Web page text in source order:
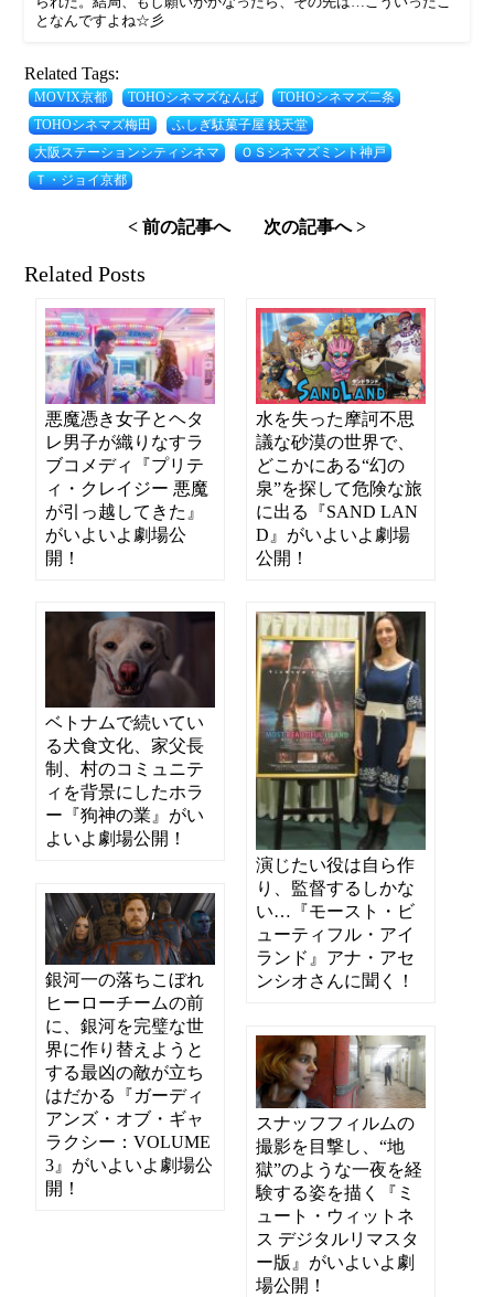
となんですよね☆彡
Related Tags:
MOVIX京都 TOHOシネマズなんば
TOHOシネマズ二条
TOHOシネマズ梅田
ふしぎ駄菓子屋 銭天堂
大阪ステーションシティシネマ
ＯＳシネマズミント神戸
Ｔ・ジョイ京都
< 前の記事へ 次の記事へ >
Related Posts
悪魔憑き女子とヘタ
レ男子が織りなすラ
ブコメディ『プリテ
ィ・クレイジー 悪魔
が引っ越してきた』
がいよいよ劇場公
開！
水を失った摩訶不思
議な砂漠の世界で、
どこかにある“幻の
泉”を探して危険な旅
に出る『SAND LAN
D』がいよいよ劇場
公開！
ベトナムで続いてい
る犬食文化、家父長
制、村のコミュニテ
ィを背景にしたホラ
ー『狗神の業』がい
よいよ劇場公開！
演じたい役は自ら作
り、監督するしかな
い…『モースト・ビ
ューティフル・アイ
ランド』アナ・アセ
ンシオさんに聞く！
銀河一の落ちこぼれ
ヒーローチームの前
に、銀河を完璧な世
界に作り替えようと
する最凶の敵が立ち
はだかる『ガーディ
アンズ・オブ・ギャ
ラクシー：VOLUME
3』がいよいよ劇場公
開！
スナッフフィルムの
撮影を目撃し、“地
獄”のような一夜を経
験する姿を描く『ミ
ュート・ウィットネ
ス デジタルリマスタ
ー版』がいよいよ劇
場公開！